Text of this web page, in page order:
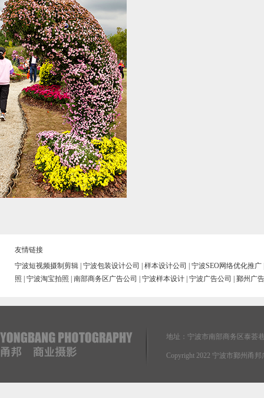
友情链接
宁波短视频摄制剪辑 宁波包装设计公司 样本设计公司 宁波SEO网络优化推广
照
宁波淘宝拍照 南部商务区广告公司 宁波样本设计 宁波广告公司 鄞州广
地址：宁波市南部商务区泰荟
Copyright 2022 宁波市鄞州甬